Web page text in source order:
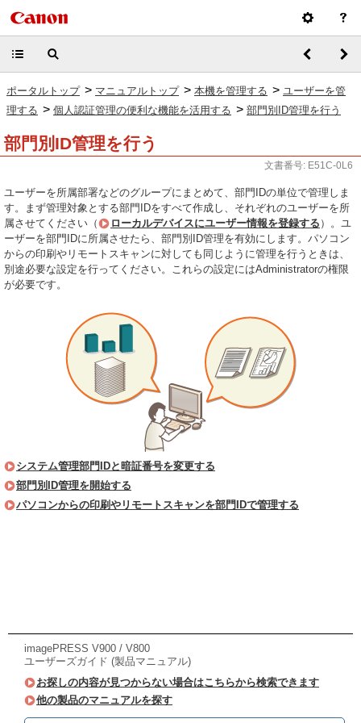
ポータルトップ > マニュアルトップ > 本機を管理する > ユーザーを管
理する > 個人認証管理の便利な機能を活用する > 部門別ID管理を行う
部門別ID管理を行う
文書番号: E51C-0L6
ユーザーを所属部署などのグループにまとめて、部門IDの単位で管理しま
す。まず管理対象とする部門IDをすべて作成し、それぞれのユーザーを所
属させてください（
ローカルデバイスにユーザー情報を登録する ）。ユ
ーザーを部門IDに所属させたら、部門別ID管理を有効にします。パソコン
からの印刷やリモートスキャンに対しても同じように管理を行うときは、
別途必要な設定を行ってください。これらの設定にはAdministratorの権限
が必要です。
システム管理部門IDと暗証番号を変更する
部門別ID管理を開始する
パソコンからの印刷やリモートスキャンを部門IDで管理する
imagePRESS V900 / V800
ユーザーズガイド (製品マニュアル)
お探しの内容が見つからない場合はこちらから検索できます
他の製品のマニュアルを探す